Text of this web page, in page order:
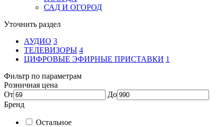
САД И ОГОРОД
Уточнить раздел
АУДИО 3
ТЕЛЕВИЗОРЫ 4
ЦИФРОВЫЕ ЭФИРНЫЕ ПРИСТАВКИ 1
Фильтр по параметрам
Розничная цена
От
До
Бренд
Остальное